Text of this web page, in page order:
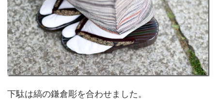
下駄は縞の鎌倉彫を合わせました。